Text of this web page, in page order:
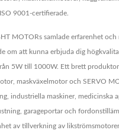
9001-certifierade.
MOTORs samlade erfarenhet och
om att kunna erbjuda dig
5W till 1000W. Ett brett
maskväxelmotor och SERVO
industriella maskiner, medicinska
garageportar och
av tillverkning av